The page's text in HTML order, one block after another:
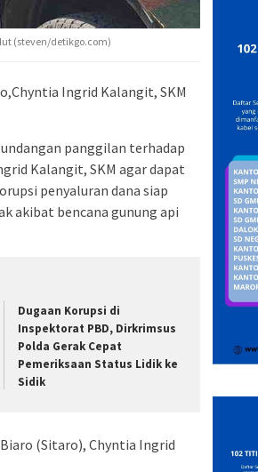
(steven/detikgo.com)
Ingrid Kalangit, SKM
panggilan terhadap
Kalangit, SKM agar dapat
penyaluran dana siap
akibat bencana gunung api
Dugaan Korupsi di
Inspektorat PBD, Dirkrimsus
Polda Gerak Cepat
Pemeriksaan Status Lidik ke
Sidik
(Sitaro), Chyntia Ingrid